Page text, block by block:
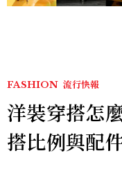
FASHION 流行快報
洋裝穿搭怎
搭比例與配